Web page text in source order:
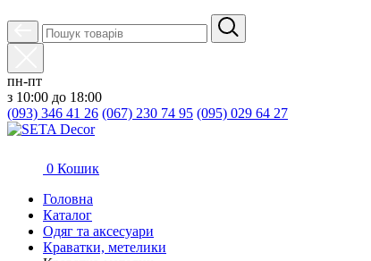
пн-пт
з 10:00 до 18:00
(093) 346 41 26 (067) 230 74 95 (095) 029 64 27
0 Кошик
Головна
Каталог
Oдяг та аксесуари
Краватки, метелики